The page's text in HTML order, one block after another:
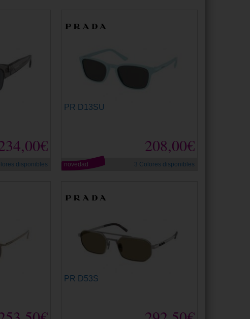
disponibles
PR D13SU
208,00€
novedad 3 Colores disponibles
PR D53S